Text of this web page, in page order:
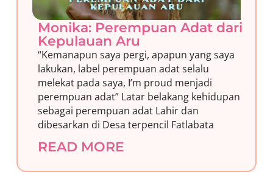
Monika: Perempuan Adat dari
Kepulauan Aru
“Kemanapun saya pergi, apapun yang saya
lakukan, label perempuan adat selalu
melekat pada saya, I’m proud menjadi
perempuan adat” Latar belakang kehidupan
sebagai perempuan adat Lahir dan
dibesarkan di Desa terpencil Fatlabata
READ MORE